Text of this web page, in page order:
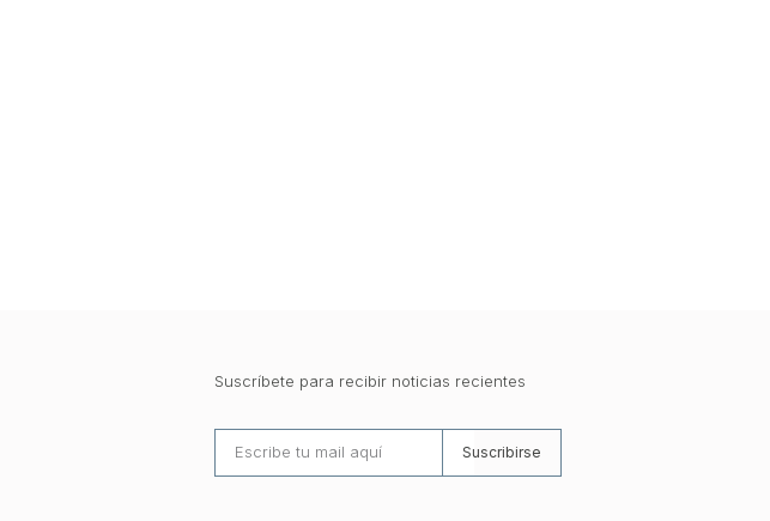
Suscríbete para recibir noticias recientes
Suscribirse